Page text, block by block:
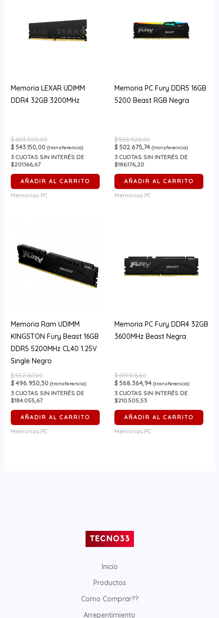
Memoria LEXAR UDIMM
DDR4 32GB 3200MHz
$603.500,00
$543.150,00 (transferencia)
3CUOTAS SIN INTERÉS DE
$201.166,67
AÑADIR AL CARRITO
Memorias PC
Memoria PC Fury DDR5 16GB
5200 Beast RGB Negra
$558.528,60
$502.675,74 (transferencia)
3 CUOTAS SIN INTERÉS DE
$186.176,20
AÑADIR AL CARRITO
Memorias PC
Memoria Ram UDIMM
KINGSTON Fury Beast 16GB
DDR5 5200MHz CL40 1.25V
Single Negro
$552.167,00
$496.950,30 (transferencia)
3CUOTAS SIN INTERÉS DE
$184.055,67
AÑADIR AL CARRITO
Memorias PC
Memoria PC Fury DDR4 32GB
3600MHz Beast Negra
$631.516,60
$568.364,94 (transferencia)
3 CUOTAS SIN INTERÉS DE
$210.505,53
AÑADIR AL CARRITO
Memorias PC
Inicio
Productos
Como Comprar??
Arrepentimiento